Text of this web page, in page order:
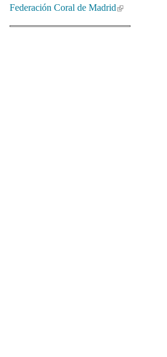
Federación Coral de Madrid(link is external)